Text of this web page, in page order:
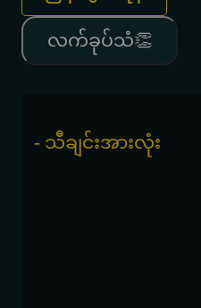
လက်ခုပ်သံ👏
- သီချင်းအားလုံး